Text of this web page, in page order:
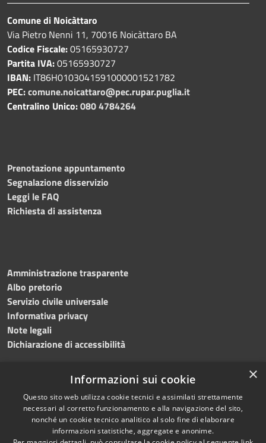
Comune di Noicàttaro
Via Pietro Nenni 11, 70016 Noicàttaro BA
Codice Fiscale:05165930727
Partita IVA:05165930727
IBAN: IT86H0103041591000001521782
PEC:comune.noicattaro@pec.rupar.puglia.it
Centralino Unico:080 4784264
Prenotazione appuntamento
Segnalazione disservizio
Leggi le FAQ
Richiesta di assistenza
Amministrazione trasparente
Albo pretorio
Servizio civile universale
Informativa privacy
Note legali
Dichiarazione di accessibilità
RSS
Accessibilità
Copyright © 2023 •
Comune di Noicàttaro
Powered byMunicipium
×
Informazioni sui cookie
Questo sito web utilizza cookie tecnici e assimilati strettamente
necessari al corretto funzionamento e alla navigazione del sito,
nonché un cookie tecnico analitico al solo fine di elaborare
informazioni statistiche, aggregate e anonime.